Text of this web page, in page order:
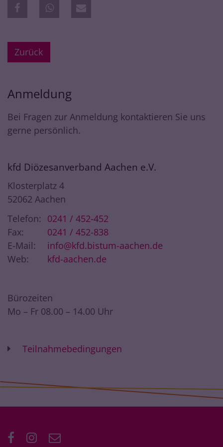
Zurück
Anmeldung
Bei Fragen zur Anmeldung kontaktieren Sie uns
gerne persönlich.
kfd Diözesanverband Aachen e.V.
Klosterplatz 4
52062 Aachen
Telefon:
0241 / 452-452
Fax:
0241 / 452-838
E-Mail:
info@kfd.bistum-aachen.de
Web:
kfd-aachen.de
Bürozeiten
Mo – Fr 08.00 – 14.00 Uhr
Teilnahmebedingungen